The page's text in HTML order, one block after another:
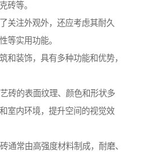
砖等。
关注外观外，还应考虑其耐久
等实用功能。
和装饰，具有多种功能和优势，
砖的表面纹理、颜色和形状多
室内环境，提升空间的视觉效
通常由高强度材料制成，耐磨、